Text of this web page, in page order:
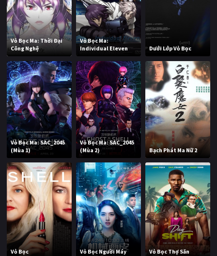
Vỏ Bọc Ma: Thời Đại
Công Nghệ
Vỏ Bọc Ma:
Individual Eleven
Dưới Lớp Vỏ Bọc
Vỏ Bọc Ma: SAC_2045
(Mùa 1)
Vỏ Bọc Ma: SAC_2045
(Mùa 2)
Bạch Phát Ma Nữ 2
Vỏ Bọc Vỏ Bọc Người Máy Vỏ Bọc Thợ Săn